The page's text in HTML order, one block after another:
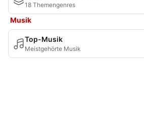
18 Themengenres
Musik
Top-Musik
Meistgehörte Musik